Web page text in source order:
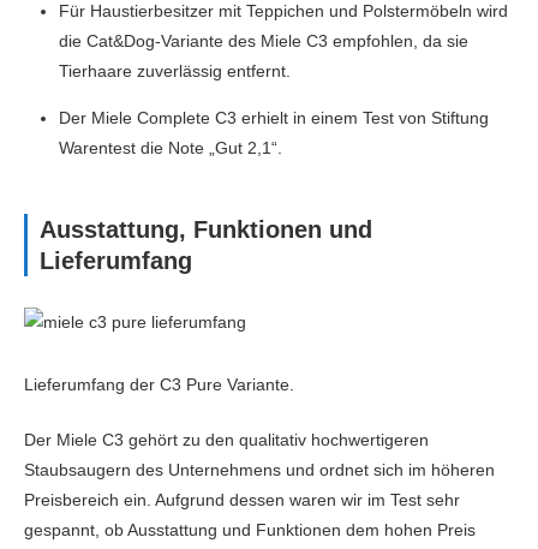
Für Haustierbesitzer mit Teppichen und Polstermöbeln wird
die Cat&Dog-Variante des Miele C3 empfohlen, da sie
Tierhaare zuverlässig entfernt.
Der Miele Complete C3 erhielt in einem Test von Stiftung
Warentest die Note „Gut 2,1“.
Ausstattung, Funktionen und
Lieferumfang
Lieferumfang der C3 Pure Variante.
Der Miele C3 gehört zu den qualitativ hochwertigeren
Staubsaugern des Unternehmens und ordnet sich im höheren
Preisbereich ein. Aufgrund dessen waren wir im Test sehr
gespannt, ob Ausstattung und Funktionen dem hohen Preis